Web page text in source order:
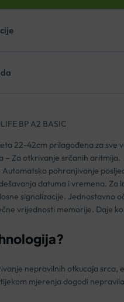
BP A2 BASIC
22-42cm prilagođena za sve
– Za otkrivanje srčanih aritmija.
pohranjivanje
datuma i vremena.
signalizacije. Jednostavno
vrijednosti memorije. Daje
nepravilnih otkucaja
mjerenja dogodi